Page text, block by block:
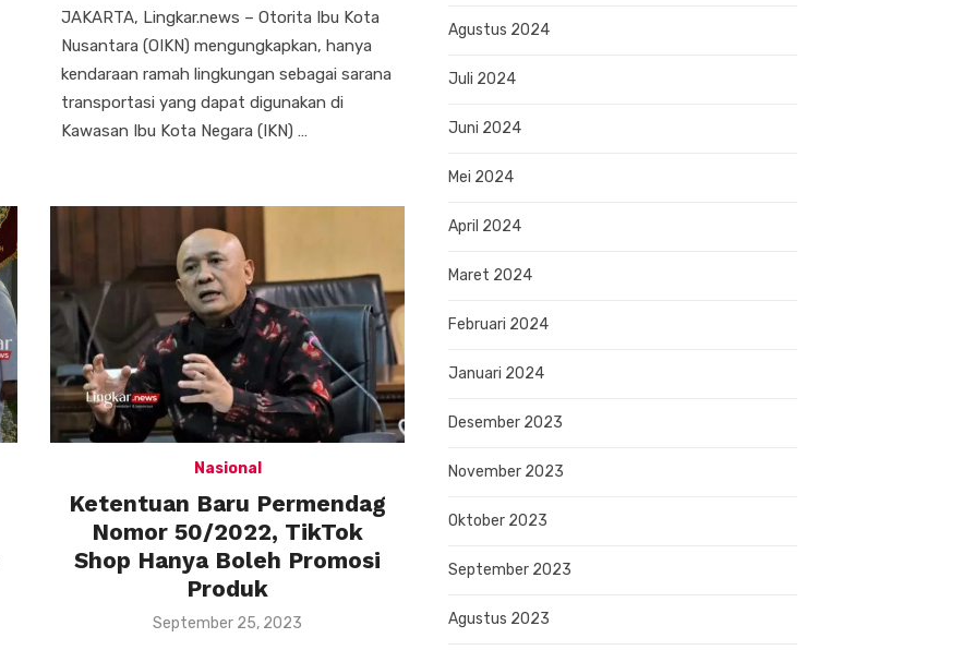
JAKARTA, Lingkar.news – Otorita Ibu Kota
Nusantara (OIKN) mengungkapkan, hanya
kendaraan ramah lingkungan sebagai sarana
transportasi yang dapat digunakan di
Kawasan Ibu Kota Negara (IKN) …
Nasional
Ketentuan Baru Permendag
Nomor 50/2022, TikTok
Shop Hanya Boleh Promosi
Produk
Posted
September 25, 2023
Agustus 2024
Juli 2024
Juni 2024
Mei 2024
April 2024
Maret 2024
Februari 2024
Januari 2024
Desember 2023
November 2023
Oktober 2023
September 2023
Agustus 2023